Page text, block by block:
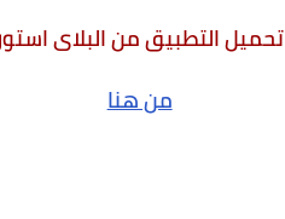
تحميل التطبيق من البلاى
من هنا